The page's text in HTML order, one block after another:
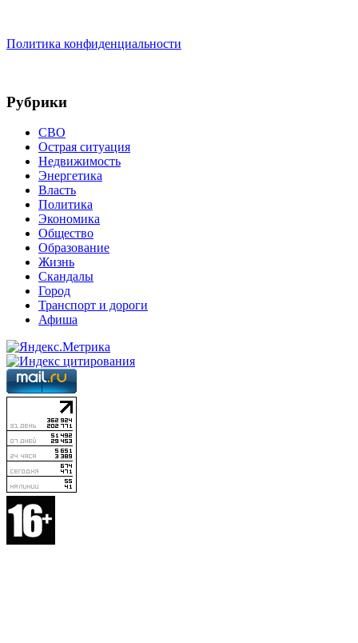
Политика конфиденциальности
Рубрики
СВО
Острая ситуация
Недвижимость
Энергетика
Власть
Политика
Экономика
Общество
Образование
Жизнь
Скандалы
Город
Транспорт и дороги
Афиша